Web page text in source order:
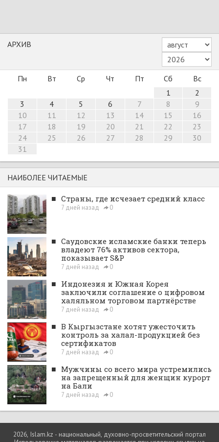
АРХИВ
Пн Вт Ср Чт Пт Сб
Вс
1
2
3
4 5 6 7 8
9
10
11 12 13 14 15
16
17
18 19 20 21 22
23
24
25 26 27 28 29
30
31
НАИБОЛЕЕ ЧИТАЕМЫЕ
■ Страны, где исчезает средний класс
7 дней назад 0
■ Саудовские исламские банки теперь
владеют 76% активов сектора,
показывает S&P
7 дней назад 0
■ Индонезия и Южная Корея
заключили соглашение о цифровом
халяльном торговом партнёрстве
7 дней назад 0
■ В Кыргызстане хотят ужесточить
контроль за халал-продукцией без
сертификатов
7 дней назад 0
■ Мужчины со всего мира устремились
на запрещенный для женщин курорт
на Бали
7 дней назад 0
2026, Islam.kz - национальный, духовно-просветительский портал